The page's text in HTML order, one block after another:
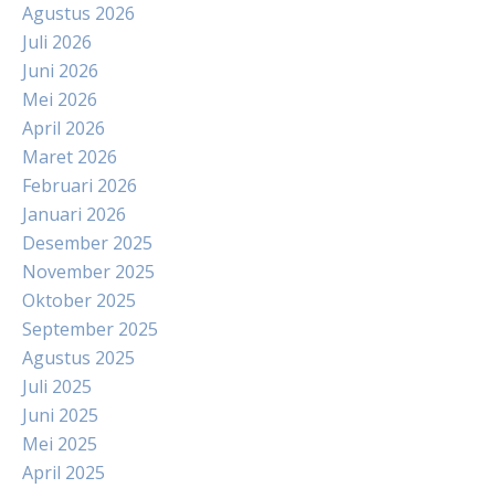
Agustus 2026
Juli 2026
Juni 2026
Mei 2026
April 2026
Maret 2026
Februari 2026
Januari 2026
Desember 2025
November 2025
Oktober 2025
September 2025
Agustus 2025
Juli 2025
Juni 2025
Mei 2025
April 2025